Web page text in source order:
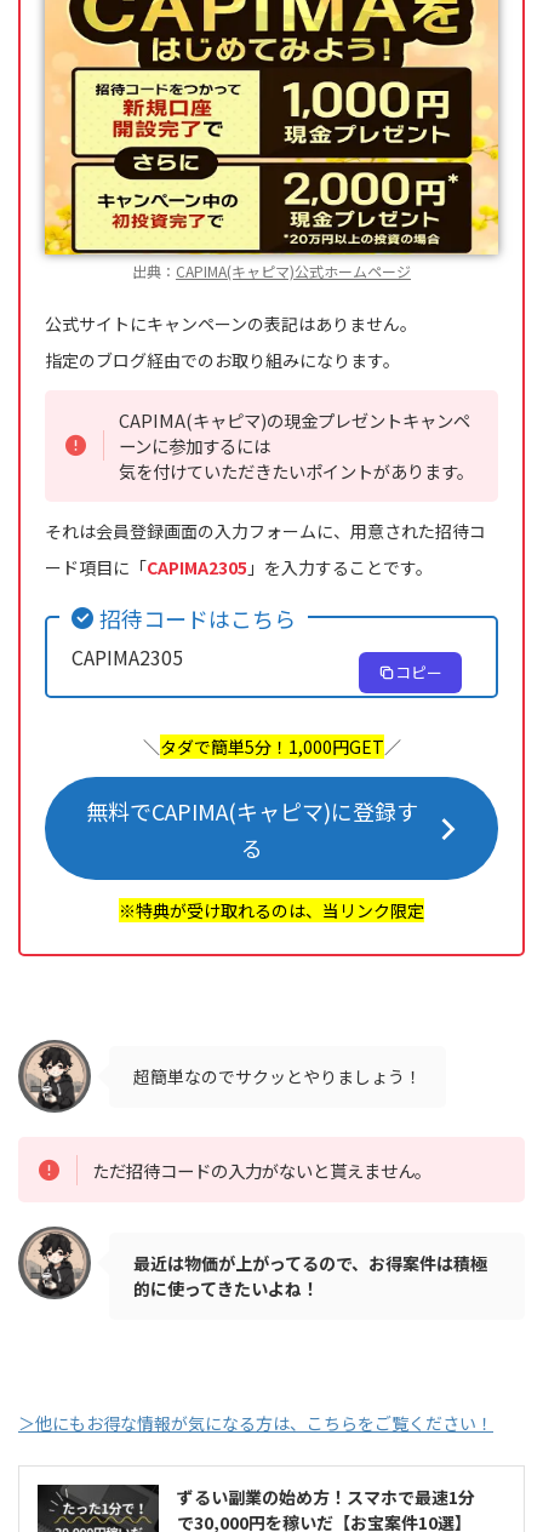
出典： CAPIMA(キャピマ)公式ホームページ
公式サイトにキャンペーンの表記はありません。
指定のブログ経由でのお取り組みになります。
CAPIMA(キャピマ)の現金プレゼントキャンペ
ーンに参加するには
気を付けていただきたいポイントがあります。
それは会員登録画面の入力フォームに、用意された招待コ
ード項目に「CAPIMA2305 」を入力することです。
招待コードはこちら
CAPIMA2305
コピー
＼タダで簡単5分！1,000円GET／
無料でCAPIMA(キャピマ)に登録す
る
※特典が受け取れるのは、当リンク限定
超簡単なのでサクッとやりましょう！
ただ招待コードの入力がないと貰えません。
最近は物価が上がってるので、お得案件は積極
的に使ってきたいよね！
＞他にもお得な情報が気になる方は、こちらをご覧ください！
ずるい副業の始め方！スマホで最速1分
で30,000円を稼いだ【お宝案件10選】